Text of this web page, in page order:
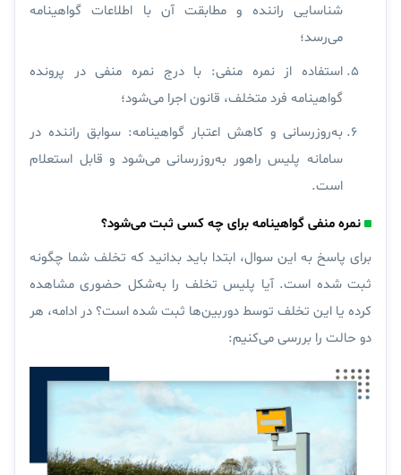
شناسایی راننده و مطابقت آن با اطلاعات گواهینامه
می‌رسد؛
استفاده از نمره منفی: با درج نمره منفی در پرونده
گواهینامه فرد متخلف، قانون اجرا می‌شود؛
به‌روزرسانی و کاهش اعتبار گواهینامه: سوابق راننده در
سامانه پلیس راهور به‌روزرسانی می‌شود و قابل استعلام
است.
نمره منفی گواهینامه برای چه کسی ثبت می‌شود؟
برای پاسخ به این سوال، ابتدا باید بدانید که تخلف شما چگونه
ثبت شده است. آیا پلیس تخلف را به‌شکل حضوری مشاهده
کرده یا این تخلف توسط دوربین‌ها ثبت شده است؟ در ادامه، هر
دو حالت را بررسی می‌کنیم: